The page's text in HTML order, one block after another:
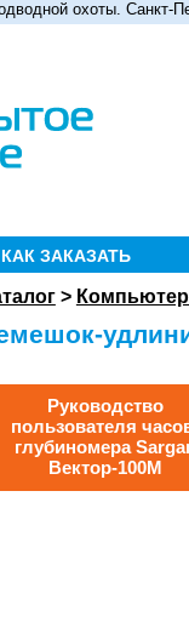
охоты. Санкт-
КАК ЗАКАЗАТЬ
>
Руководство
пользователя
глубиномера
Вектор-100М